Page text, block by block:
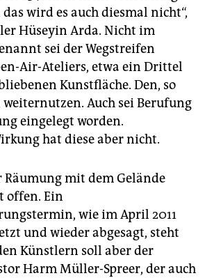
wird es auch diesmal nicht“,
Hüseyin Arda. Nicht im
sei der Wegstreifen
Air-Ateliers, etwa ein Drittel
Kunstfläche. Den, so
Auch sei Berufung
eingelegt worden.
hat diese aber nicht.
Räumung mit dem Gelände
offen. Ein
wie im April 2011
und wieder abgesagt, steht
Künstlern soll aber der
Harm Müller-Spreer, der auch